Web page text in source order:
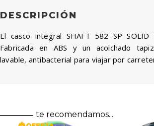
DESCRIPCIÓN
El casco integral SHAFT 582 SP SOLID
Fabricada en ABS y un acolchado
lavable, antibacterial para viajar por
te recomendamos...